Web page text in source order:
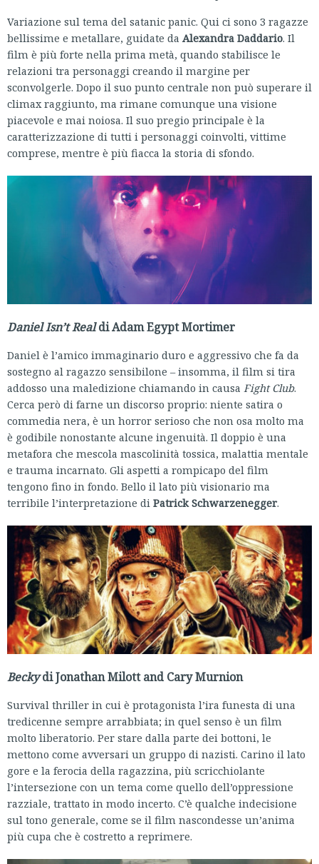
Variazione sul tema del satanic panic. Qui ci sono 3 ragazze
bellissime e metallare, guidate da Alexandra Daddario. Il
film è più forte nella prima metà, quando stabilisce le
relazioni tra personaggi creando il margine per
sconvolgerle. Dopo il suo punto centrale non può superare il
climax raggiunto, ma rimane comunque una visione
piacevole e mai noiosa. Il suo pregio principale è la
caratterizzazione di tutti i personaggi coinvolti, vittime
comprese, mentre è più fiacca la storia di sfondo.
Daniel Isn’t Realdi Adam Egypt Mortimer
Daniel è l’amico immaginario duro e aggressivo che fa da
sostegno al ragazzo sensibilone – insomma, il film si tira
addosso una maledizione chiamando in causa Fight Club.
Cerca però di farne un discorso proprio: niente satira o
commedia nera, è un horror serioso che non osa molto ma
è godibile nonostante alcune ingenuità. Il doppio è una
metafora che mescola mascolinità tossica, malattia mentale
e trauma incarnato. Gli aspetti a rompicapo del film
tengono fino in fondo. Bello il lato più visionario ma
terribile l’interpretazione di Patrick Schwarzenegger.
Beckydi Jonathan Milott and Cary Murnion
Survival thriller in cui è protagonista l’ira funesta di una
tredicenne sempre arrabbiata; in quel senso è un film
molto liberatorio. Per stare dalla parte dei bottoni, le
mettono come avversari un gruppo di nazisti. Carino il lato
gore e la ferocia della ragazzina, più scricchiolante
l’intersezione con un tema come quello dell’oppressione
razziale, trattato in modo incerto. C’è qualche indecisione
sul tono generale, come se il film nascondesse un’anima
più cupa che è costretto a reprimere.